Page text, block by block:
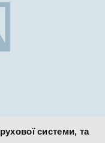
системи, та